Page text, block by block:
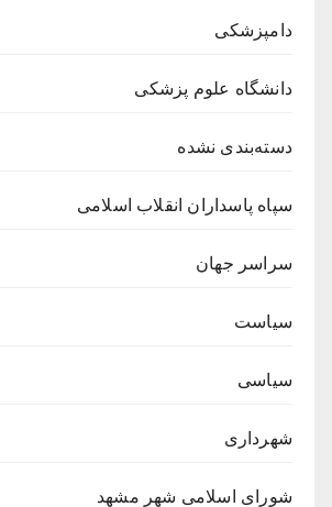
دامپزشکی
دانشگاه علوم پزشکی
دسته‌بندی نشده
سپاه پاسداران انقلاب اسلامی
سراسر جهان
سیاست
سیاسی
شهرداری
شورای اسلامی شهر مشهد